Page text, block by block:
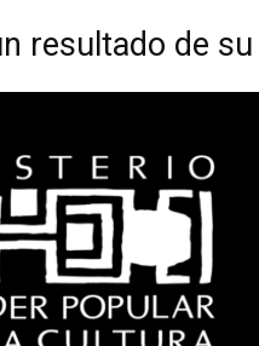
resultado de